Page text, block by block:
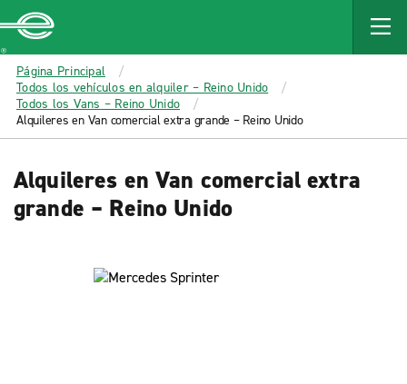
MAIN
CONTENT
Enterprise
Página Principal
Todos los vehículos en alquiler – Reino Unido
Todos los Vans – Reino Unido
Alquileres en Van comercial extra grande – Reino Unido
Alquileres en Van comercial extra
grande – Reino Unido